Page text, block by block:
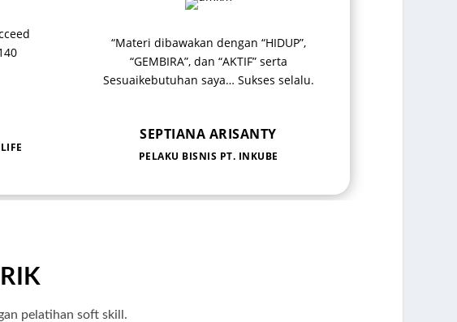
“Materi dibawakan dengan “HIDUP”,
“GEMBIRA”, dan “AKTIF” serta
Sesuaikebutuhan saya… Sukses selalu.
SEPTIANA ARISANTY
PELAKU BISNIS PT. INKUBE
pelatihan soft skill.